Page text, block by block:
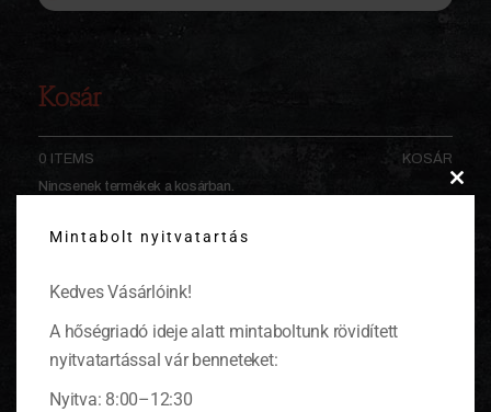
Kosár
0 ITEMS
KOSÁR
Nincsenek termékek a kosárban.
Hírlevél
Mintabolt nyitvatartás
Kedves Vásárlóink!
A hőségriadó ideje alatt mintaboltunk rövidített
nyitvatartással vár benneteket:
Nyitva: 8:00–12:30